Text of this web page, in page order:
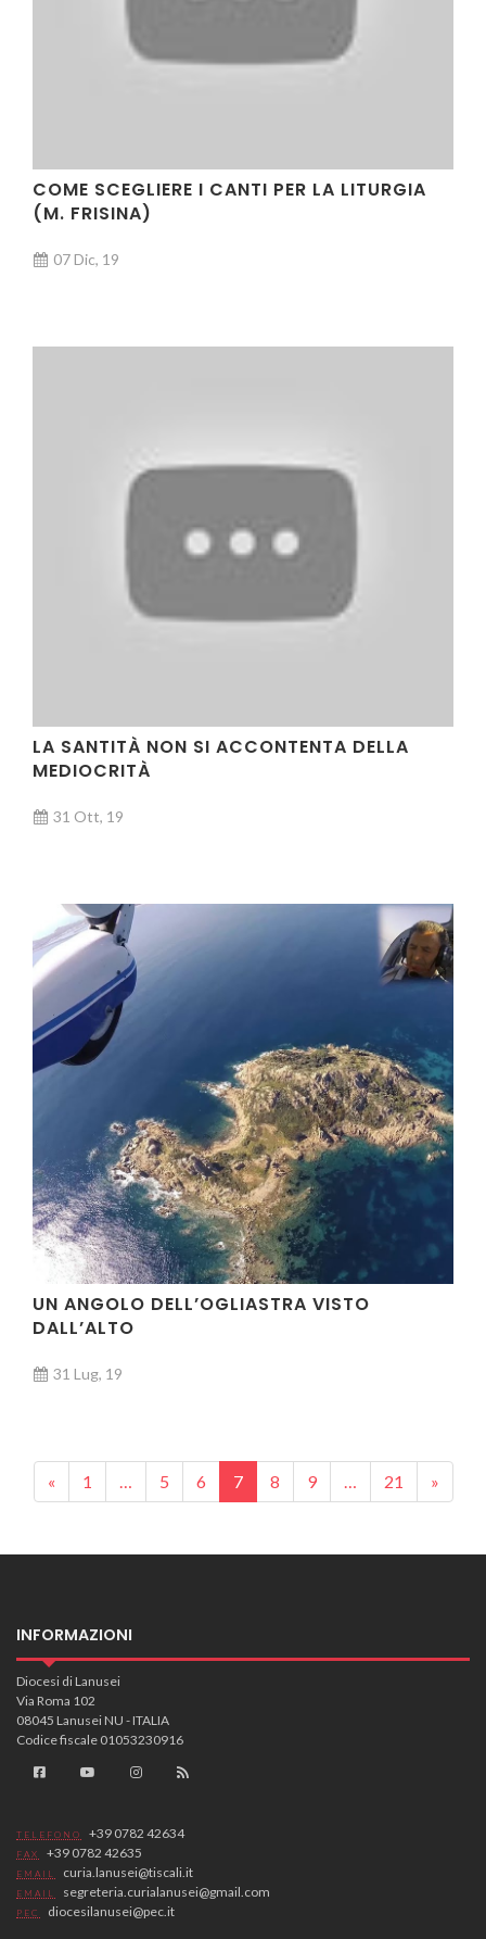
COME SCEGLIERE I CANTI PER LA LITURGIA
(M. FRISINA)
07 Dic, 19
VIDEO
LA SANTITÀ NON SI ACCONTENTA DELLA
MEDIOCRITÀ
31 Ott, 19
UN ANGOLO DELL’OGLIASTRA VISTO
DALL’ALTO
31 Lug, 19
Posts navigation
« 1 … 5 6 7 8 9 … 21 »
INFORMAZIONI
Diocesi di Lanusei
Via Roma 102
08045 Lanusei NU - ITALIA
Codice fiscale 01053230916
TELEFONO +39 0782 42634
FAX +39 0782 42635
EMAIL curia.lanusei@tiscali.it
EMAIL segreteria.curialanusei@gmail.com
PEC diocesilanusei@pec.it